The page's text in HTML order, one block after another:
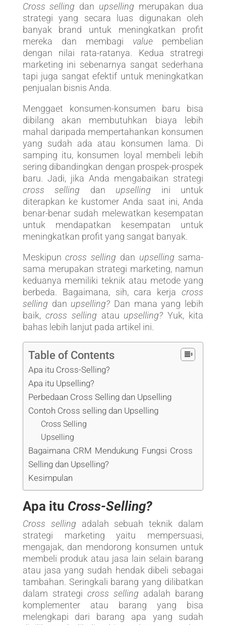
Cross selling dan upselling merupakan dua
strategi yang secara luas digunakan oleh
banyak brand untuk meningkatkan profit
mereka dan membagi value pembelian
dengan nilai rata-ratanya. Kedua stratregi
marketing ini sebenarnya sangat sederhana
tapi juga sangat efektif untuk meningkatkan
penjualan bisnis Anda.
Menggaet konsumen-konsumen baru bisa
dibilang akan membutuhkan biaya lebih
mahal daripada mempertahankan konsumen
yang sudah ada atau konsumen lama. Di
samping itu, konsumen loyal membeli lebih
sering dibandingkan dengan prospek-prospek
baru. Jadi, jika Anda mengabaikan strategi
cross selling dan upselling ini untuk
diterapkan ke kustomer Anda saat ini, Anda
benar-benar sudah melewatkan kesempatan
untuk mendapatkan kesempatan untuk
meningkatkan profit yang sangat banyak.
Meskipuncross selling dan upselling sama-
sama merupakan strategi marketing, namun
keduanya memiliki teknik atau metode yang
berbeda. Bagaimana, sih, cara kerjacross
selling dan upselling? Dan mana yang lebih
baik, cross selling atau upselling? Yuk, kita
bahas lebih lanjut pada artikel ini.
Table of Contents
Apa itu Cross-Selling?
Apa itu Upselling?
Perbedaan Cross Selling dan Upselling
Contoh Cross selling dan Upselling
Cross Selling
Upselling
Bagaimana CRM Mendukung Fungsi Cross
Selling dan Upselling?
Kesimpulan
Apa itu Cross-Selling?
Cross selling adalah sebuah teknik dalam
strategi marketing yaitu mempersuasi,
mengajak, dan mendorong konsumen untuk
membeli produk atau jasa lain selain barang
atau jasa yang sudah hendak dibeli sebagai
tambahan. Seringkali barang yang dilibatkan
dalam strategi cross selling adalah barang
komplementer atau barang yang bisa
melengkapi dari barang apa yang sudah